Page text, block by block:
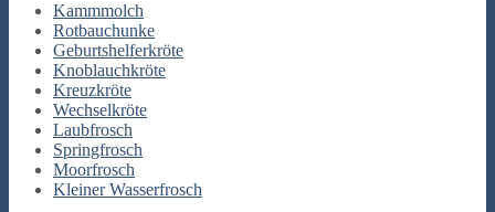
Kammmolch
Rotbauchunke
Geburtshelferkröte
Knoblauchkröte
Kreuzkröte
Wechselkröte
Laubfrosch
Springfrosch
Moorfrosch
Kleiner Wasserfrosch